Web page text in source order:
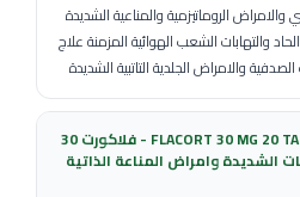
الروماتيزمية والمناعية الشديدة
والتهابات الشعب الهوائية المزمنة علاج
والامراض الجلدية التاتبية الشديدة
ما هي الجرعة المعتادة لـ FLACORT 30 MG 20 TAB - فلاكورت 30
الشديدة وامراض المناعة الذاتية